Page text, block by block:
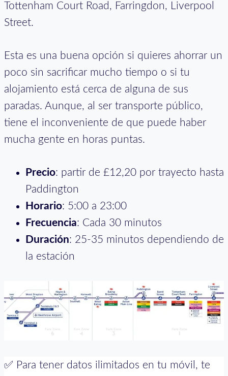
Tottenham Court Road, Farringdon, Liverpool
Street.
Esta es una buena opción si quieres ahorrar un
poco sin sacrificar mucho tiempo o si tu
alojamiento está cerca de alguna de sus
paradas. Aunque, al ser transporte público,
tiene el inconveniente de que puede haber
mucha gente en horas puntas.
Precio: partir de £12,20 por trayecto hasta
Paddington
Horario: 5:00 a 23:00
Frecuencia: Cada 30 minutos
Duración: 25-35 minutos dependiendo de
la estación
✅ Para tener datos ilimitados en tu móvil, te